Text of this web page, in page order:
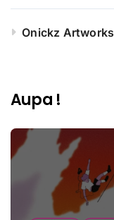
Onickz Artworks
Aupa !